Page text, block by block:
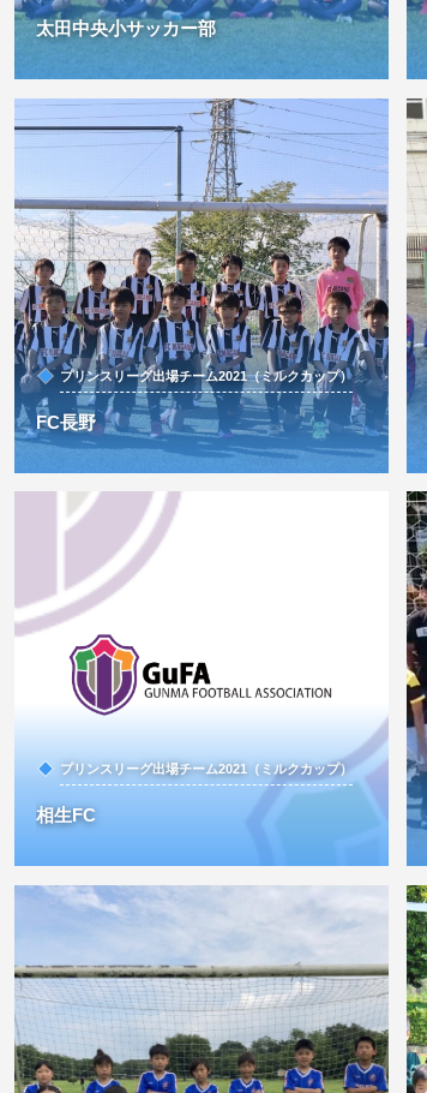
太田中央小サッカー部
プリンスリーグ出場チーム2021（ミルクカップ）
FC長野
プリンスリーグ出場チーム2021（ミルクカップ）
相生FC